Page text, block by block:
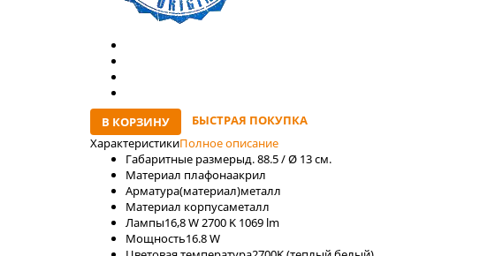
В КОРЗИНУ
БЫСТРАЯ ПОКУПКА
ХарактеристикиПолное описание
Габаритные размерыд. 88.5 / Ø 13 см.
Материал плафонаакрил
Арматура(материал)металл
Материал корпусаметалл
Лaмпы16,8 W 2700 K 1069 lm
Мощность16.8 W